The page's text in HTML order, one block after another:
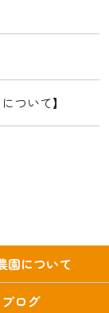
ついて】
園について
ブログ